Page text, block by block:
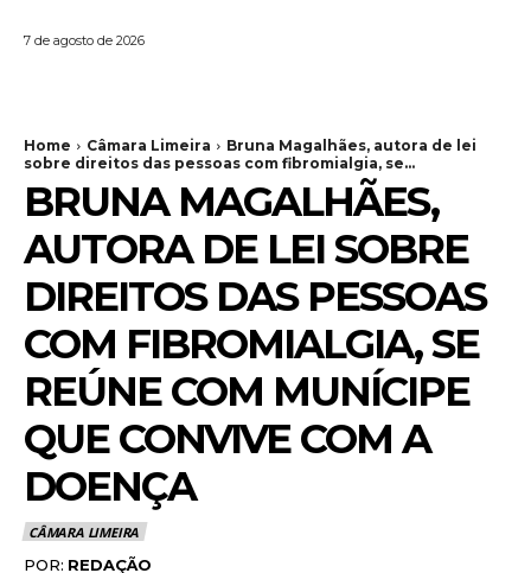
7 de agosto de 2026